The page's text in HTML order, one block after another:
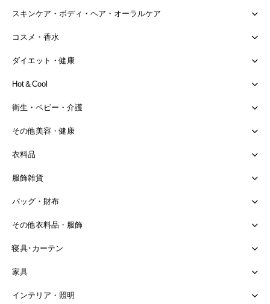
スキンケア・ボディ・ヘア・オーラルケア
コスメ・香水
ダイエット・健康
Hot＆Cool
衛生・ベビー・介護
その他美容・健康
衣料品
服飾雑貨
バッグ・財布
その他衣料品・服飾
寝具･カーテン
家具
インテリア・照明